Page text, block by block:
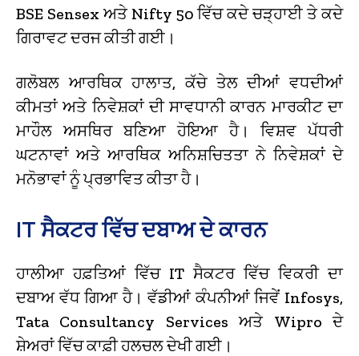
BSE Sensex ਅਤੇ Nifty 50 ਵਿੱਚ ਕਦੇ ਚੜ੍ਹਾਈ ਤੇ ਕਦੇ
ਗਿਰਾਵਟ ਦਰਜ ਕੀਤੀ ਗਈ।
ਗਲੋਬਲ ਆਰਥਿਕ ਹਾਲਾਤ, ਕੱਚੇ ਤੇਲ ਦੀਆਂ ਵਧਦੀਆਂ
ਕੀਮਤਾਂ ਅਤੇ ਨਿਵੇਸ਼ਕਾਂ ਦੀ ਸਾਵਧਾਨੀ ਕਾਰਨ ਮਾਰਕੀਟ ਦਾ
ਮਾਹੌਲ ਅਸਥਿਰ ਬਣਿਆ ਹੋਇਆ ਹੈ। ਵਿਸ਼ਵ ਪੱਧਰੀ
ਘਟਨਾਵਾਂ ਅਤੇ ਆਰਥਿਕ ਅਨਿਸ਼ਚਿਤਤਾ ਨੇ ਨਿਵੇਸ਼ਕਾਂ ਦੇ
ਮਨੋਭਾਵਾਂ ਨੂੰ ਪ੍ਰਭਾਵਿਤ ਕੀਤਾ ਹੈ।
IT ਸੈਕਟਰ ਵਿੱਚ ਦਬਾਅ ਦੇ ਕਾਰਨ
ਹਾਲੀਆ ਹਫ਼ਤਿਆਂ ਵਿੱਚ IT ਸੈਕਟਰ ਵਿੱਚ ਵਿਕਰੀ ਦਾ
ਦਬਾਅ ਵੱਧ ਗਿਆ ਹੈ। ਵੱਡੀਆਂ ਕੰਪਨੀਆਂ ਜਿਵੇਂ Infosys,
Tata Consultancy Services ਅਤੇ Wipro ਦੇ
ਸ਼ੇਅਰਾਂ ਵਿੱਚ ਕਾਫ਼ੀ ਹਲਚਲ ਦੇਖੀ ਗਈ।